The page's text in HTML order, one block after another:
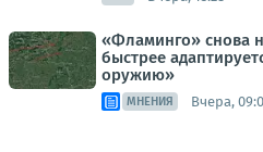
«Фламинго» снова
быстрее
оружию»
МНЕНИЯ Вчера,